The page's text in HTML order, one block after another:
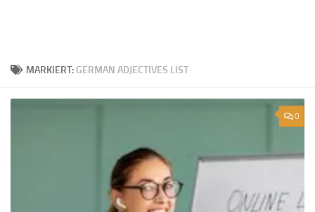
MARKIERT: GERMAN ADJECTIVES LIST
0